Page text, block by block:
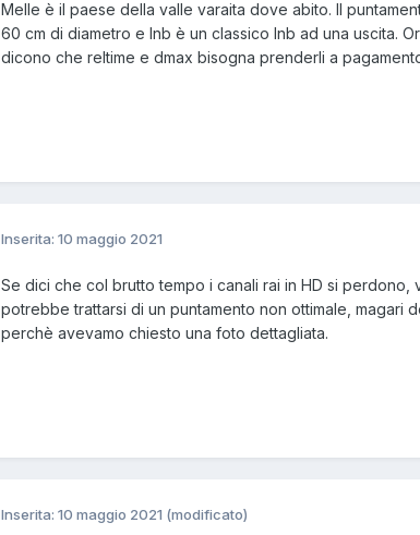
Melle è il paese della valle varaita dove abito. Il
60 cm di diametro e lnb è un classico lnb ad una uscita.
dicono che reltime e dmax bisogna prenderli a
Inserita: 10 maggio 2021
Se dici che col brutto tempo i canali rai in HD si
potrebbe trattarsi di un puntamento non ottimale,
perchè avevamo chiesto una foto dettagliata.
Inserita: 10 maggio 2021 (modificato)